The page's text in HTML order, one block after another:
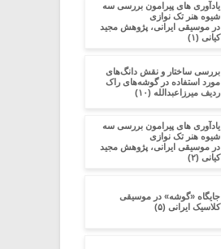
یادآوری های پیرامون بررسی سه
شیوه هنر تک نوازی
در موسیقی ایرانی، پژوهش مجید
کیانی (۱)
بررسی ساختار و نقش دانگ‌های
مورد استفاده در گوشه‌های راک
ردیف میرزاعبدالله (۱۰)
یادآوری های پیرامون بررسی سه
شیوه هنر تک نوازی
در موسیقی ایرانی، پژوهش مجید
کیانی (۲)
جایگاه «گوشه» در موسیقی
کلاسیک ایرانی (۵)